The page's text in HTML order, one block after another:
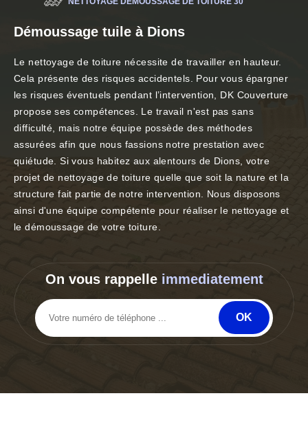
Démoussage tuile à Dions
Le nettoyage de toiture nécessite de travailler en hauteur.
Cela présente des risques accidentels. Pour vous épargner
les risques éventuels pendant l’intervention, DK Couverture
propose ses compétences. Le travail n'est pas sans
difficulté, mais notre équipe possède des méthodes
assurées afin que nous fassions notre prestation avec
quiétude. Si vous habitez aux alentours de Dions, votre
projet de nettoyage de toiture quelle que soit la nature et la
structure fait partie de notre intervention. Nous disposons
ainsi d'une équipe compétente pour réaliser le nettoyage et
le démoussage de votre toiture.
On vous rappelle immediatement